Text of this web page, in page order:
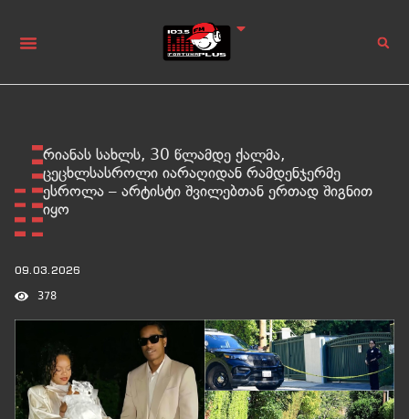
რიანას სახლს, 30 წლამდე ქალმა,
ცეცხლსასროლი იარაღიდან რამდენჯერმე
ესროლა – არტისტი შვილებთან ერთად შიგნით
იყო
09.03.2026
378